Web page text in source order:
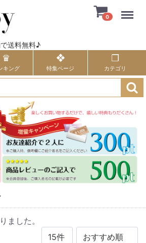
送料無料♪
0
キング 特集ページ カテゴリ
ました。